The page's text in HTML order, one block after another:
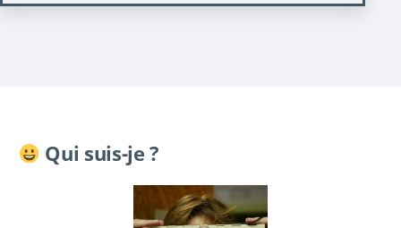
Qui suis-je ?